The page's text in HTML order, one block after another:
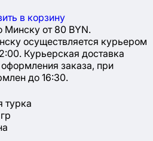
в корзину
Минску от 80 BYN.
осуществляется курьером
Курьерская доставка
заказа, при
до 16:30.
турка